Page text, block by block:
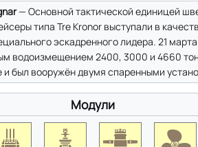
— Основной тактической единицей
типа Tre Kronor выступали в
эскадренного лидера. 21
водоизмещением 2400, 3000 и 4660
и был вооружён двумя спаренными
Модули